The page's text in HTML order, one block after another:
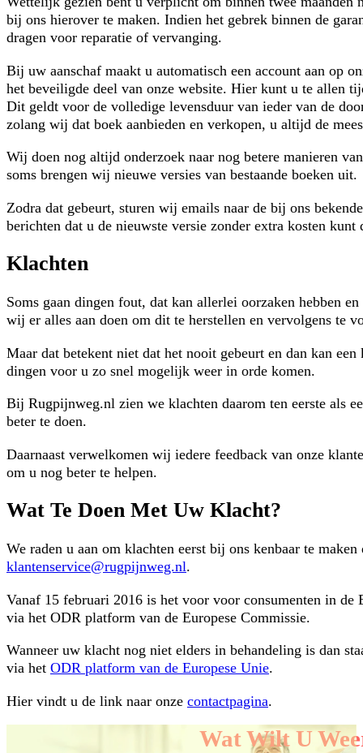
bij ons hierover te maken. Indien het gebrek binnen de
dragen voor reparatie of vervanging.
Bij uw aanschaf maakt u automatisch een account aan op
het beveiligde deel van onze website. Hier kunt u te allen
Dit geldt voor de volledige levensduur van ieder van de
zolang wij dat boek aanbieden en verkopen, u altijd de
Wij doen nog altijd onderzoek naar nog betere manieren
soms brengen wij nieuwe versies van bestaande boeken uit.
Zodra dat gebeurt, sturen wij emails naar de bij ons
berichten dat u de nieuwste versie zonder extra kosten kunt
Klachten
Soms gaan dingen fout, dat kan allerlei oorzaken hebben
wij er alles aan doen om dit te herstellen en vervolgens te
Maar dat betekent niet dat het nooit gebeurt en dan kan
dingen voor u zo snel mogelijk weer in orde komen.
Bij Rugpijnweg.nl zien we klachten daarom ten eerste als
beter te doen.
Daarnaast verwelkomen wij iedere feedback van onze
om u nog beter te helpen.
Wat Te Doen Met Uw Klacht?
We raden u aan om klachten eerst bij ons kenbaar te
klantenservice@rugpijnweg.nl.
Vanaf 15 februari 2016 is het voor voor consumenten in
via het ODR platform van de Europese Commissie.
Wanneer uw klacht nog niet elders in behandeling is dan
via het ODR platform van de Europese Unie.
Hier vindt u de link naar onze contactpagina.
Wat Wilt U